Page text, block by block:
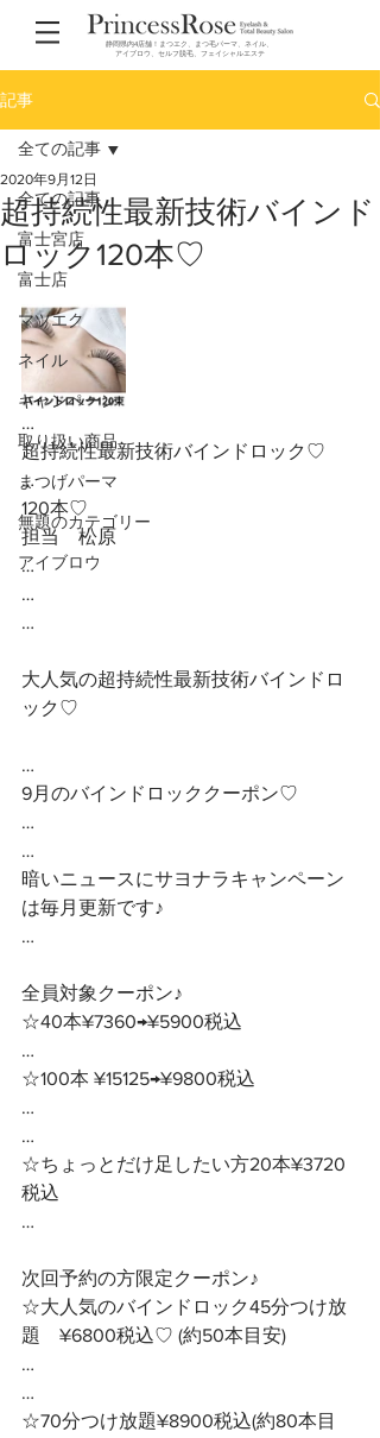
静岡県内4店舗！まつエク、まつ毛パーマ、ネイル、
アイブロウ、セルフ脱毛、フェイシャルエステ
記事
全ての記事
富士宮店
富士店
マツエク
ネイル
キャンペーン
取り扱い商品
まつげパーマ
無題のカテゴリー
アイブロウ
全ての記事
超持続性最新技術バインド
ロック120本♡
2020年9月12日
…
超持続性最新技術バインドロック♡
…
120本♡
担当　松原
…
…
…
大人気の超持続性最新技術バインドロ
ック♡
…
9月のバインドロッククーポン♡
…
…
暗いニュースにサヨナラキャンペーン
は毎月更新です♪
…
全員対象クーポン♪
☆40本¥7360→¥5900税込
…
☆100本 ¥15125→¥9800税込
…
…
☆ちょっとだけ足したい方20本¥3720
税込
…
次回予約の方限定クーポン♪
☆大人気のバインドロック45分つけ放
題　¥6800税込♡ (約50本目安)
…
…
☆70分つけ放題¥8900税込(約80本目